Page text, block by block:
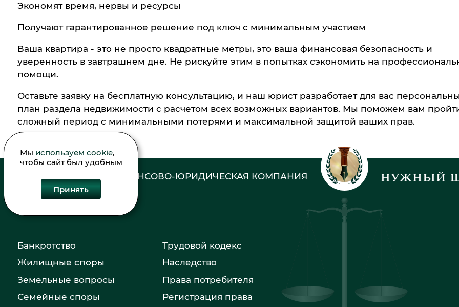
Экономят время, нервы и ресурсы
Получают гарантированное решение под ключ с минимальным участием
Ваша квартира - это не просто квадратные метры, это ваша финансовая безопасность и
уверенность в завтрашнем дне. Не рискуйте этим в попытках сэкономить на
помощи.
Оставьте заявку на бесплатную консультацию, и наш юрист разработает для вас
план раздела недвижимости с расчетом всех возможных вариантов. Мы поможем вам
сложный период с минимальными потерями и максимальной защитой ваших прав.
ФИНАНСОВО-ЮРИДИЧЕСКАЯ КОМПАНИЯ
Банкротство
Жилищные споры
Земельные вопросы
Семейные споры
Трудовой кодекс
Наследство
Права потребителя
Регистрация права
Мы используем cookie,
чтобы сайт был удобным
Принять